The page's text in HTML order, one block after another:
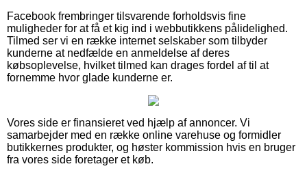
Facebook frembringer tilsvarende forholdsvis fine
muligheder for at få et kig ind i webbutikkens pålidelighed.
Tilmed ser vi en række internet selskaber som tilbyder
kunderne at nedfælde en anmeldelse af deres
købsoplevelse, hvilket tilmed kan drages fordel af til at
fornemme hvor glade kunderne er.
Vores side er finansieret ved hjælp af annoncer. Vi
samarbejder med en række online varehuse og formidler
butikkernes produkter, og høster kommission hvis en bruger
fra vores side foretager et køb.